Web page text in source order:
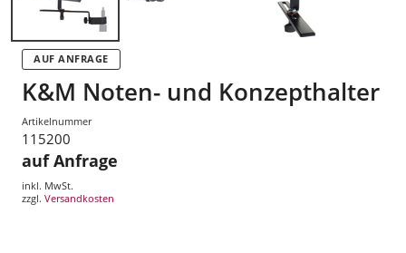
AUF ANFRAGE
K&M Noten- und Konzepthalter
Artikelnummer
115200
auf Anfrage
inkl. MwSt.
zzgl. Versandkosten